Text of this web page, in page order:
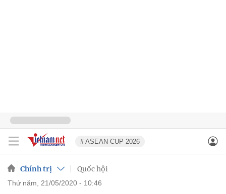
# ASEAN CUP 2026
Chính trị Quốc hội
thứ năm, 21/05/2020 - 10:46